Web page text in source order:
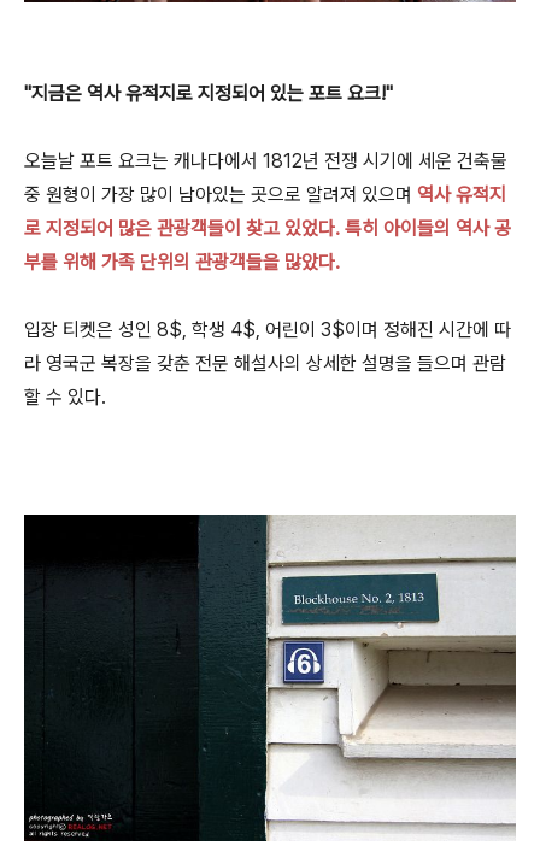
"지금은 역사 유적지로 지정되어 있는 포트 요크!"
오늘날 포트 요크는 캐나다에서 1812년 전쟁 시기에 세운 건축물
중 원형이 가장 많이 남아있는 곳으로 알려져 있으며 역사 유적지
로 지정되어 많은 관광객들이 찾고 있었다. 특히 아이들의 역사 공
부를 위해 가족 단위의 관광객들을 많았다.
입장 티켓은 성인 8$, 학생 4$, 어린이 3$이며 정해진 시간에 따
라 영국군 복장을 갖춘 전문 해설사의 상세한 설명을 들으며 관람
할 수 있다.